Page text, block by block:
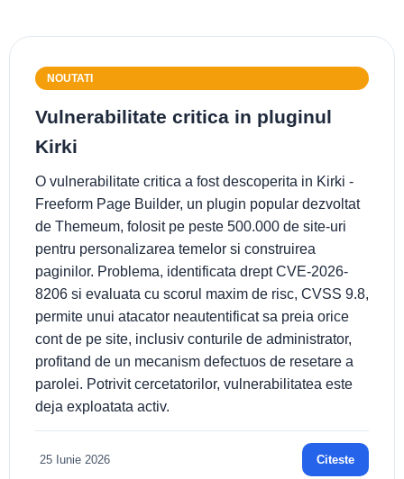
NOUTATI
Vulnerabilitate critica in pluginul
Kirki
O vulnerabilitate critica a fost descoperita in Kirki -
Freeform Page Builder, un plugin popular dezvoltat
de Themeum, folosit pe peste 500.000 de site-uri
pentru personalizarea temelor si construirea
paginilor. Problema, identificata drept CVE-2026-
8206 si evaluata cu scorul maxim de risc, CVSS 9.8,
permite unui atacator neautentificat sa preia orice
cont de pe site, inclusiv conturile de administrator,
profitand de un mecanism defectuos de resetare a
parolei. Potrivit cercetatorilor, vulnerabilitatea este
deja exploatata activ.
25 Iunie 2026 Citeste